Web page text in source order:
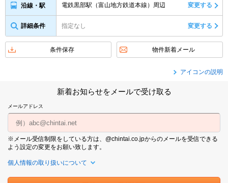
沿線・駅 電鉄黒部駅（富山地方鉄道本線）周辺 変更する
詳細条件 指定なし 変更する
条件保存 物件新着メール
アイコンの説明
新着お知らせをメールで受け取る
メールアドレス
※メール受信制限をしている方は、@chintai.co.jpからのメールを受信できる
よう設定の変更をお願い致します。
個人情報の取り扱いについて